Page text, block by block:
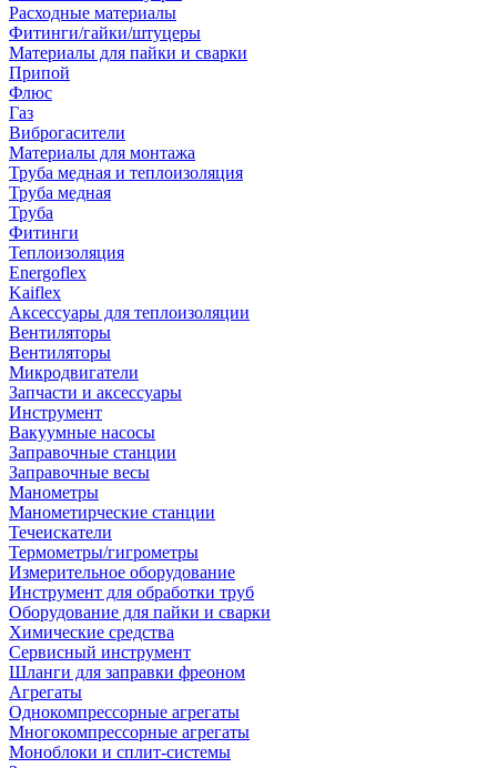
Расходные материалы
Фитинги/гайки/штуцеры
Материалы для пайки и сварки
Припой
Флюс
Газ
Виброгасители
Материалы для монтажа
Труба медная и теплоизоляция
Труба медная
Труба
Фитинги
Теплоизоляция
Energoflex
Kaiflex
Аксессуары для теплоизоляции
Вентиляторы
Вентиляторы
Микродвигатели
Запчасти и аксессуары
Инструмент
Вакуумные насосы
Заправочные станции
Заправочные весы
Манометры
Манометирческие станции
Течеискатели
Термометры/гигрометры
Измерительное оборудование
Инструмент для обработки труб
Оборудование для пайки и сварки
Химические средства
Сервисный инструмент
Шланги для заправки фреоном
Агрегаты
Однокомпрессорные агрегаты
Многокомпрессорные агрегаты
Моноблоки и сплит-системы